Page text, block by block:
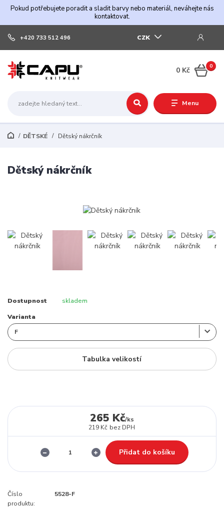
Pokud potřebujete poradit a sladit barvy nebo materiál, neváhejte nás
kontaktovat.
Menu
CZK
+420 733 512 496
0
0 Kč
DĚTSKÉ Dětský nákrčník
Dětský nákrčník
Dostupnost skladem
Varianta
Tabulka velikostí
265 Kč/ks
219 Kč bez DPH
Přidat do košíku
Číslo
produktu:
5528-F